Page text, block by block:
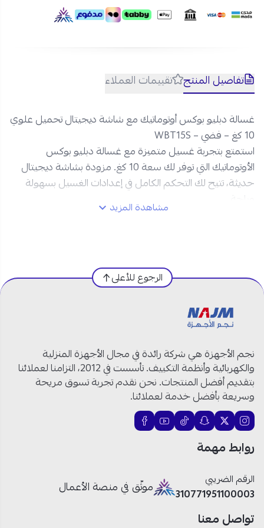
تفاصيل المنتج تقييمات العملاء
غسالة دبليو بوكس أوتوماتيك مع شاشة ديجيتال تحميل علوي
10 كغ – فضي – WBT15S
استمتع بتجربة غسيل متميزة مع غسالة دبليو بوكس
الأوتوماتيك التي توفر لك سعة 10 كغ. مزودة بشاشة ديجيتال
حديثة، تتيح لك التحكم الكامل في إعدادات الغسيل بسهولة
الملابس في دورة واحدة.
نظام أوتوماتيك: غسالة أوتوماتيكية بالكامل توفر لك الراحة
والسهولة في تشغيلها.
شاشة ديجيتال: مزودة بشاشة ديجيتال لعرض الوقت المتبقي
وتحديد الإعدادات بدقة وسهولة.
التصميم: تحميل علوي مع تصميم عصري باللون الفضي
يناسب جميع أنواع الديكورات.
برامج غسيل متعددة: تحتوي على برامج غسيل متنوعة تناسب
سهولة الاستخدام: لوحة تحكم رقمية لتسهيل اختيار البرامج
وضبط الإعدادات.
مشاهدة المزيد
الرجوع للأعلى
نجم الأجهزة هي شركة رائدة في مجال الأجهزة المنزلية
والكهربائية وأنظمة التكييف. تأسست في 2012، التزامنا لعملائنا
بتقديم أفضل المنتجات. نحن نقدم تجربة تسوق مريحة
وسريعة بأفضل خدمة لعملائنا.
روابط مهمة
الرقم الضريبي
310771951100003
موثّق في منصة الأعمال
تواصل معنا